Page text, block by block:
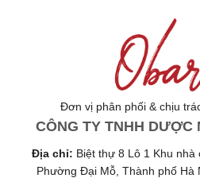
Đơn vị phân phối & chịu
CÔNG TY TNHH DƯỢC
Địa chỉ: Biệt thự 8 Lô 1 Khu nhà
Phường Đại Mỗ, Thành phố Hà